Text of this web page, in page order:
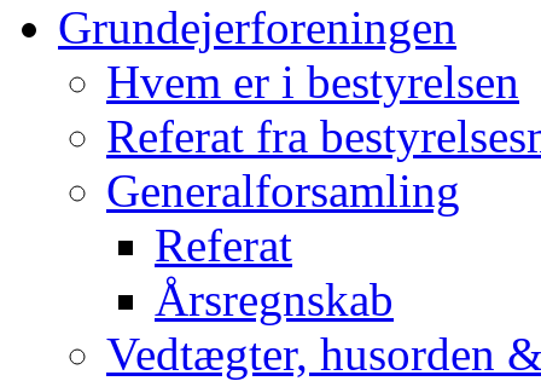
Grundejerforeningen
Hvem er i bestyrelsen
Referat fra
Generalforsamling
Referat
Årsregnskab
Vedtægter, husorden